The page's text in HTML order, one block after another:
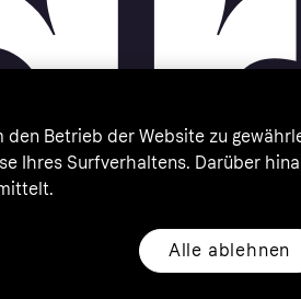
(publ). Sveavägen 46, 111 34
den Betrieb der Website zu
Ihres Surfverhaltens. Darüber
Alle ablehnen